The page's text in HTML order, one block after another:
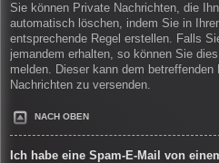
Sie können Private Nachrichten, die
automatisch löschen, indem Sie in
entsprechende Regel erstellen. Falls
jemandem erhalten, so können Sie
melden. Dieser kann dem
Nachrichten zu versenden.
NACH OBEN
Ich habe eine Spam-E-Mail von